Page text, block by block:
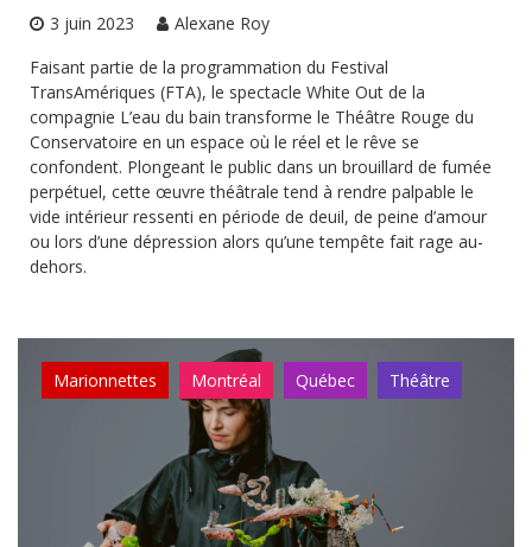
3 juin 2023
Alexane Roy
Faisant partie de la programmation du Festival
TransAmériques (FTA), le spectacle White Out de la
compagnie L’eau du bain transforme le Théâtre Rouge du
Conservatoire en un espace où le réel et le rêve se
confondent. Plongeant le public dans un brouillard de fumée
perpétuel, cette œuvre théâtrale tend à rendre palpable le
vide intérieur ressenti en période de deuil, de peine d’amour
ou lors d’une dépression alors qu’une tempête fait rage au-
dehors.
Marionnettes Montréal Québec Théâtre